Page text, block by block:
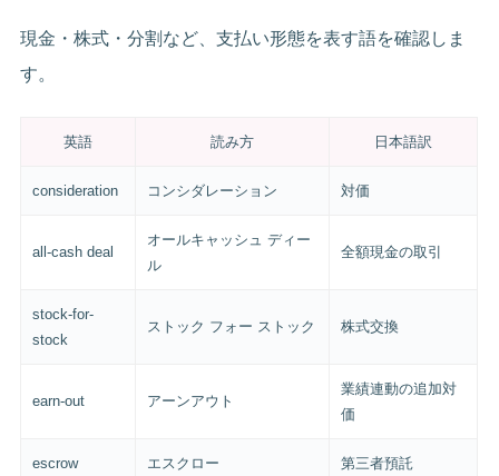
現金・株式・分割など、支払い形態を表す語を確認しま
す。
英語 読み方 日本語訳
consideration コンシダレーション 対価
all-cash deal
オールキャッシュ ディー
ル
全額現金の取引
stock-for-
stock
ストック フォー ストック 株式交換
earn-out アーンアウト
業績連動の追加対
価
escrow エスクロー 第三者預託